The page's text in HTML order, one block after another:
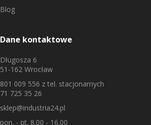
Blog
Dane kontaktowe
Długosza 6
51-162 Wrocław
801 009 556 z tel. stacjonarnych
71 725 35 26
sklep@industria24.pl
pon. - pt. 8.00 - 16.00